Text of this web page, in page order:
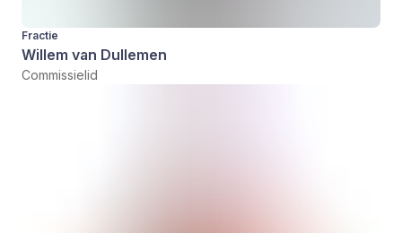
Fractie
Willem van Dullemen
Commissielid